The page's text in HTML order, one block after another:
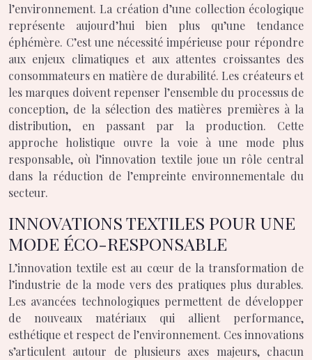
l’environnement. La création d’une collection écologique
représente aujourd’hui bien plus qu’une tendance
éphémère. C’est une nécessité impérieuse pour répondre
aux enjeux climatiques et aux attentes croissantes des
consommateurs en matière de durabilité. Les créateurs et
les marques doivent repenser l’ensemble du processus de
conception, de la sélection des matières premières à la
distribution, en passant par la production. Cette
approche holistique ouvre la voie à une mode plus
responsable, où l’innovation textile joue un rôle central
dans la réduction de l’empreinte environnementale du
secteur.
INNOVATIONS TEXTILES POUR UNE
MODE ÉCO-RESPONSABLE
L’innovation textile est au cœur de la transformation de
l’industrie de la mode vers des pratiques plus durables.
Les avancées technologiques permettent de développer
de nouveaux matériaux qui allient performance,
esthétique et respect de l’environnement. Ces innovations
s’articulent autour de plusieurs axes majeurs, chacun